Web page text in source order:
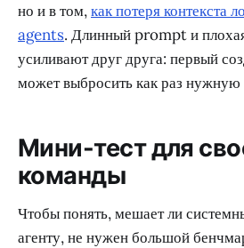
но и в том,как потеря контекста
agents. Длинный prompt и
усиливают друг друга: первый
может выбросить как раз нужную
Мини-тест для
команды
Чтобы понять, мешает ли
агенту, не нужен большой